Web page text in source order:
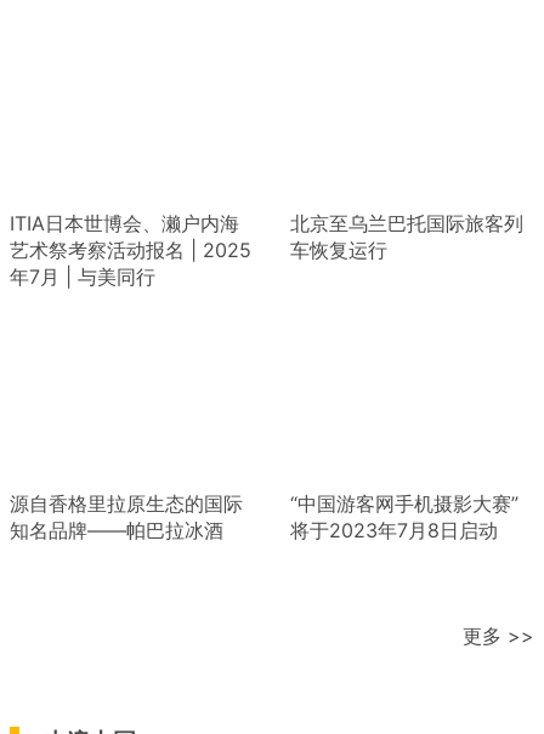
ITIA日本世博会、濑户内海
艺术祭考察活动报名 | 2025
年7月 | 与美同行
北京至乌兰巴托国际旅客列
车恢复运行
源自香格里拉原生态的国际
知名品牌——帕巴拉冰酒
“中国游客网手机摄影大赛”
将于2023年7月8日启动
更多 >>